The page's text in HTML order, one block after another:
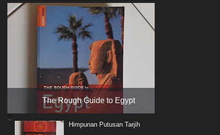
The Rough Guide to Egypt
Himpunan Putusan Tarjih